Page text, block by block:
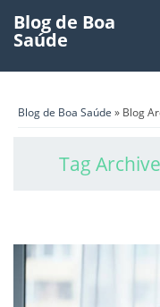
Blog de Boa
Saúde
Blog de Boa Saúde » Blog
Tag